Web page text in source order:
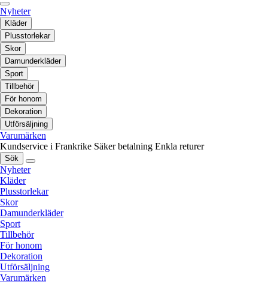
Nyheter
Kläder
Plusstorlekar
Skor
Damunderkläder
Sport
Tillbehör
För honom
Dekoration
Utförsäljning
Varumärken
Kundservice i Frankrike Säker betalning Enkla returer
Sök
Nyheter
Kläder
Plusstorlekar
Skor
Damunderkläder
Sport
Tillbehör
För honom
Dekoration
Utförsäljning
Varumärken